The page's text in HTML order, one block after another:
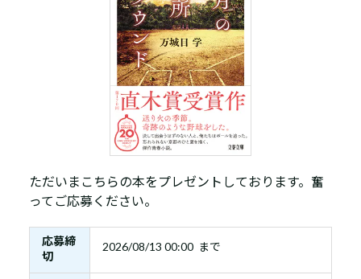
ただいまこちらの本をプレゼントしております。奮
ってご応募ください。
応募締
切
2026/08/13 00:00 まで